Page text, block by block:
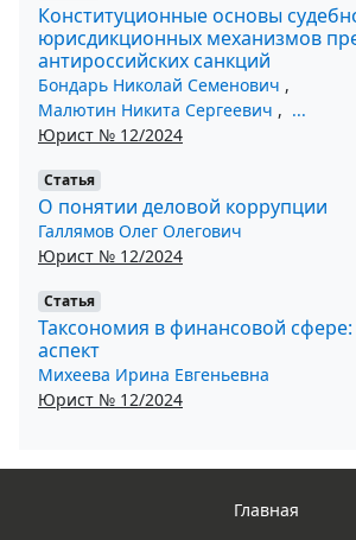
Конституционные основы
юрисдикционных механизмов
антироссийских санкций
Бондарь Николай Семенович ,
Малютин Никита Сергеевич , ...
Юрист № 12/2024
Статья
О понятии деловой коррупции
Галлямов Олег Олегович
Юрист № 12/2024
Статья
Таксономия в финансовой
аспект
Михеева Ирина Евгеньевна
Юрист № 12/2024
Главная